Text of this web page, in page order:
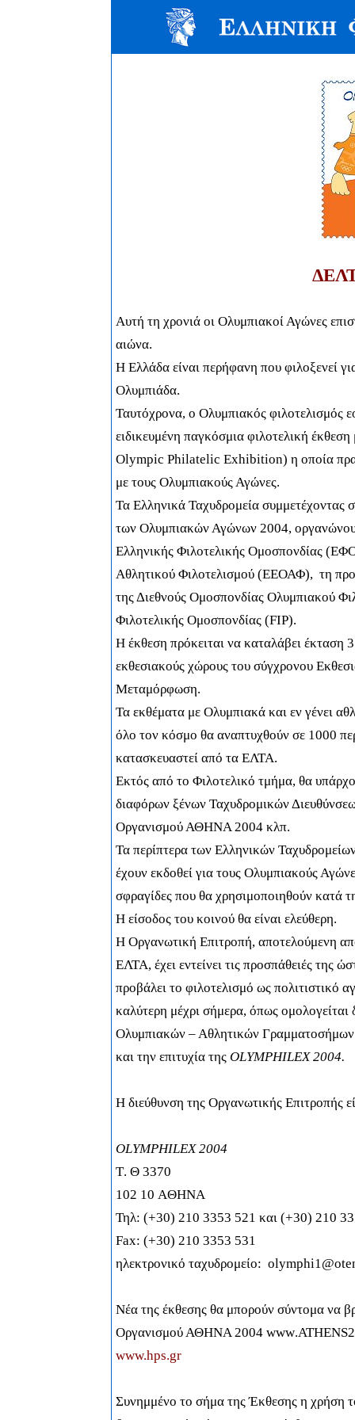
Αυτή τη χρονιά οι Ολυμπιακοί Αγώνες
αιώνα.
Η Ελλάδα είναι περήφανη που φιλοξενεί
Ολυμπιάδα.
Ταυτόχρονα, ο Ολυμπιακός φιλοτελισμός
ειδικευμένη παγκόσμια φιλοτελική
Οlympic Philatelic Exhibition) η οποία
με τους Ολυμπιακούς Αγώνες.
Τα Ελληνικά Ταχυδρομεία συμμετέχοντας
των Ολυμπιακών Αγώνων 2004,
Ελληνικής Φιλοτελικής Ομοσπονδίας
Αθλητικού Φιλοτελισμού (ΕΕΟΑΦ), τη
της Διεθνούς Ομοσπονδίας Ολυμπιακού
Φιλοτελικής Ομοσπονδίας (FIP).
H έκθεση πρόκειται να καταλάβει έκταση
εκθεσιακούς χώρους του σύγχρονου
Μεταμόρφωση.
Τα εκθέματα με Ολυμπιακά και εν γένει
όλο τον κόσμο θα αναπτυχθούν σε 1000
κατασκευαστεί από τα ΕΛΤΑ.
Εκτός από το Φιλοτελικό τμήμα, θα
διαφόρων ξένων Ταχυδρομικών
Οργανισμού ΑΘΗΝΑ 2004 κλπ.
Τα περίπτερα των Ελληνικών
έχουν εκδοθεί για τους Ολυμπιακούς
σφραγίδες που θα χρησιμοποιηθούν κατά
Η είσοδος του κοινού θα είναι ελεύθερη.
Η Οργανωτική Επιτροπή, αποτελούμενη
ΕΛΤΑ, έχει εντείνει τις προσπάθειές της
προβάλει το φιλοτελισμό ως πολιτιστικό
καλύτερη μέχρι σήμερα, όπως
Ολυμπιακών – Αθλητικών
και την επιτυχία της OLYMPHILEX2004.
Η διεύθυνση της Οργανωτικής Επιτροπής
OLYMPHILEX 2004
Τ. Θ 3370
102 10 AΘΗΝΑ
Τηλ: (+30) 210 3353 521 και (+30) 210
Fax: (+30) 210 3353 531
ηλεκτρονικό ταχυδρομείο: οlymphi1@
Νέα της έκθεσης θα μπορούν σύντομα να
Οργανισμού ΑΘΗΝΑ 2004 www.ATHENS
www.hps.gr
Συνημμένο το σήμα της Έκθεσης η χρήση